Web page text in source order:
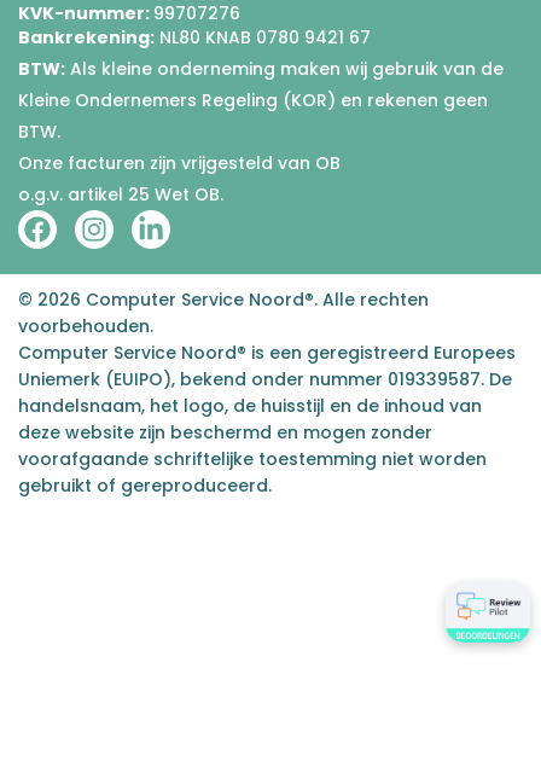
KVK-nummer: 99707276
Bankrekening: NL80 KNAB 0780 9421 67
BTW: Als kleine onderneming maken wij gebruik van de
Kleine Ondernemers Regeling (KOR) en rekenen geen
BTW.
Onze facturen zijn vrijgesteld van OB
o.g.v. artikel 25 Wet OB.
© 2026 Computer Service Noord®. Alle rechten
voorbehouden.
Computer Service Noord® is een geregistreerd Europees
Uniemerk (EUIPO), bekend onder nummer 019339587. De
handelsnaam, het logo, de huisstijl en de inhoud van
deze website zijn beschermd en mogen zonder
voorafgaande schriftelijke toestemming niet worden
gebruikt of gereproduceerd.